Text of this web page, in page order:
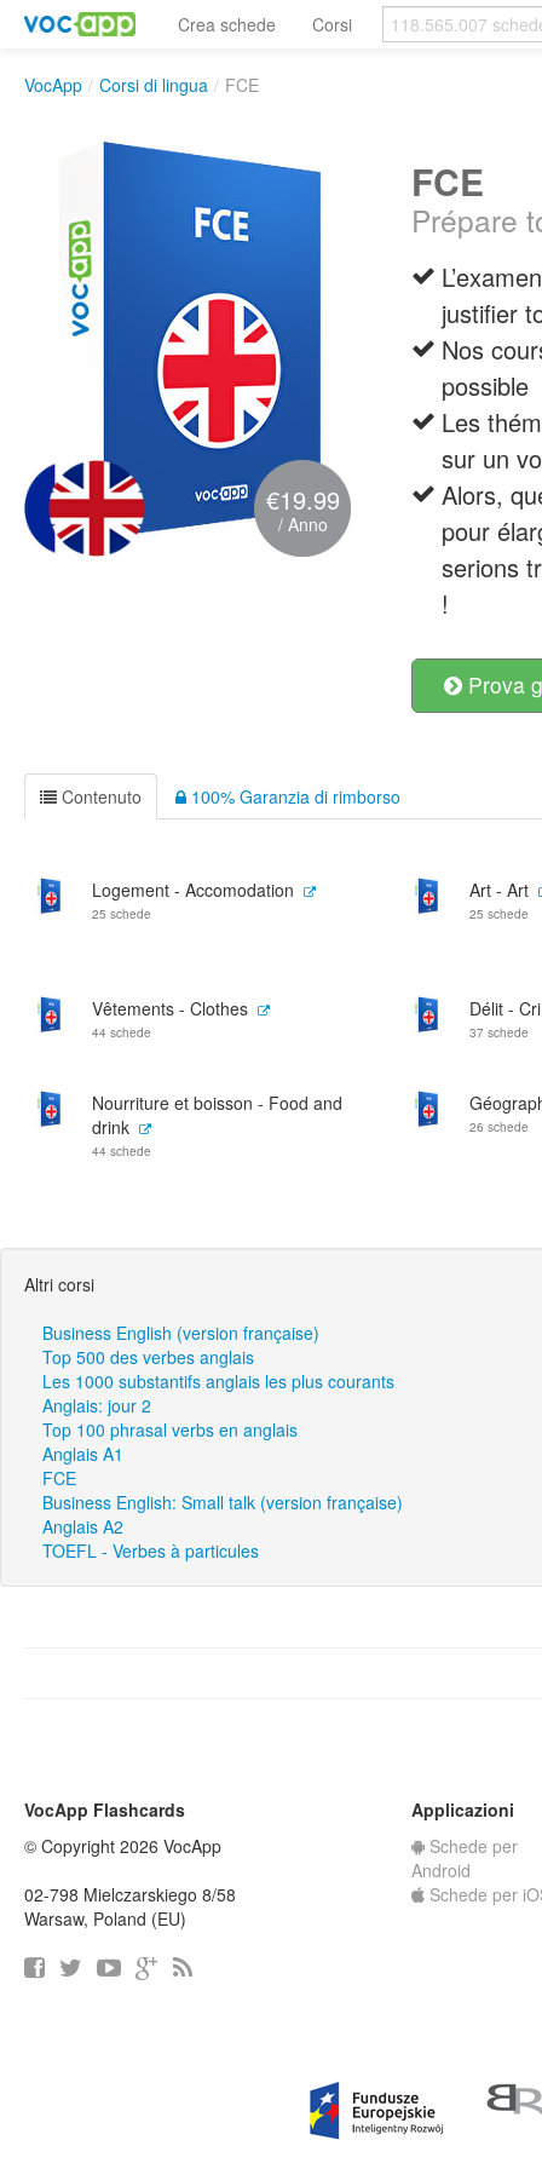
Crea schede Corsi
VocApp / Corsi di lingua / FCE
€19.99
/ Anno
FCE
Prépare
justifier
Nos
possible
Les
sur un
Alors,
pour
serions
!
Prova
Contenuto 100% Garanzia di rimborso
Logement - Accomodation
25 schede
Art - Art
25 schede
Vêtements - Clothes
44 schede
Délit -
37 schede
Nourriture et boisson - Food and
drink
44 schede
26 schede
Altri corsi
Business English (version française)
Top 500 des verbes anglais
Les 1000 substantifs anglais les plus courants
Anglais: jour 2
Top 100 phrasal verbs en anglais
Anglais A1
FCE
Business English: Small talk (version française)
Anglais A2
TOEFL - Verbes à particules
VocApp Flashcards
© Copyright 2026 VocApp
02-798 Mielczarskiego 8/58
Warsaw, Poland (EU)
Applicazioni
Schede per
Android
Schede per